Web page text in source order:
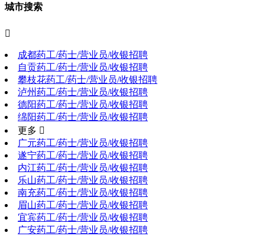
城市搜索

成都药工/药士/营业员/收银招聘
自贡药工/药士/营业员/收银招聘
攀枝花药工/药士/营业员/收银招聘
泸州药工/药士/营业员/收银招聘
德阳药工/药士/营业员/收银招聘
绵阳药工/药士/营业员/收银招聘
更多 
广元药工/药士/营业员/收银招聘
遂宁药工/药士/营业员/收银招聘
内江药工/药士/营业员/收银招聘
乐山药工/药士/营业员/收银招聘
南充药工/药士/营业员/收银招聘
眉山药工/药士/营业员/收银招聘
宜宾药工/药士/营业员/收银招聘
广安药工/药士/营业员/收银招聘